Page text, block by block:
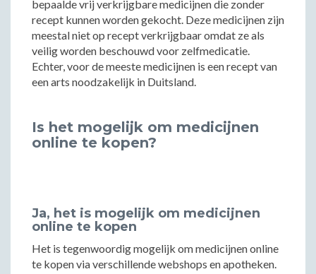
bepaalde vrij verkrijgbare medicijnen die zonder
recept kunnen worden gekocht. Deze medicijnen zijn
meestal niet op recept verkrijgbaar omdat ze als
veilig worden beschouwd voor zelfmedicatie.
Echter, voor de meeste medicijnen is een recept van
een arts noodzakelijk in Duitsland.
Is het mogelijk om medicijnen
online te kopen?
Ja, het is mogelijk om medicijnen
online te kopen
Het is tegenwoordig mogelijk om medicijnen online
te kopen via verschillende webshops en apotheken.